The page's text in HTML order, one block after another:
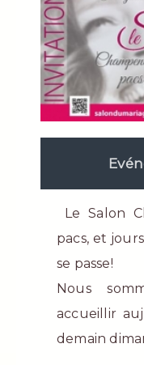
Le Salon
pacs, et
se passe!
Nous
accueillir
demain